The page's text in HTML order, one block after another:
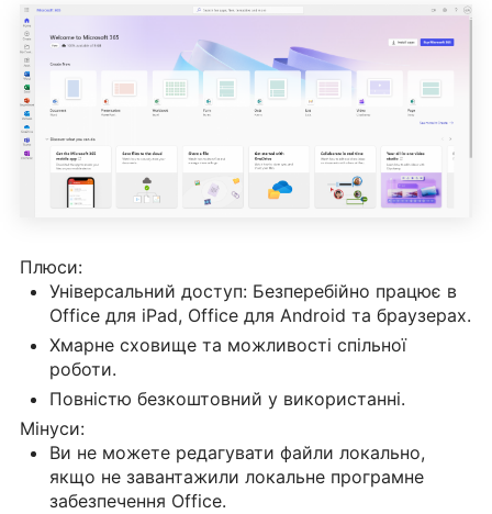
Плюси:
Універсальний доступ: Безперебійно працює в
Office для iPad, Office для Android та браузерах.
Хмарне сховище та можливості спільної
роботи.
Повністю безкоштовний у використанні.
Мінуси:
Ви не можете редагувати файли локально,
якщо не завантажили локальне програмне
забезпечення Office.